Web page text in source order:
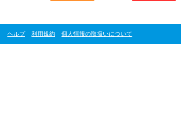
ヘルプ 利用規約 個人情報の取扱いについて